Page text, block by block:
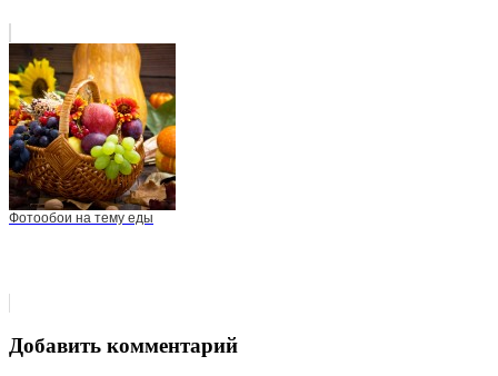
Фотообои на тему еды
Добавить комментарий